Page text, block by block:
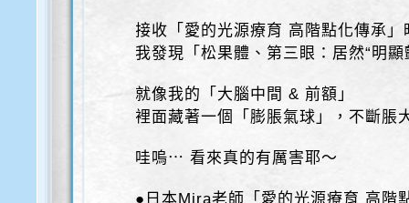
接收「愛的光源療育 高階點化傳承」
我發現「松果體、第三眼：居然“明顯
就像我的「大腦中間 & 前額」
裡面藏著一個「膨脹氣球」，不斷脹
哇嗚⋯ 看來真的有厲害耶～
●日本Mira老師「愛的光源療育 高階